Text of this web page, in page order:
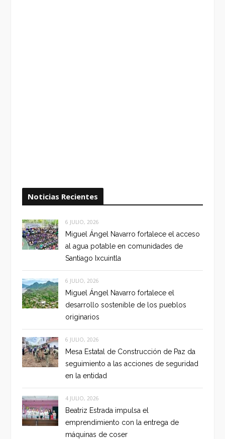
Noticias Recientes
6 JULIO, 2026
Miguel Ángel Navarro fortalece el acceso
al agua potable en comunidades de
Santiago Ixcuintla
6 JULIO, 2026
Miguel Ángel Navarro fortalece el
desarrollo sostenible de los pueblos
originarios
6 JULIO, 2026
Mesa Estatal de Construcción de Paz da
seguimiento a las acciones de seguridad
en la entidad
4 JULIO, 2026
Beatriz Estrada impulsa el
emprendimiento con la entrega de
máquinas de coser